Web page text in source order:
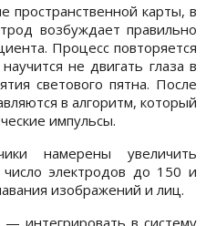
пространственной карты, в
возбуждает правильно
Процесс повторяется
не двигать глаза в
светового пятна. После
в алгоритм, который
импульсы.
намерены увеличить
число электродов до 150 и
изображений и лиц.
— интегрировать в систему